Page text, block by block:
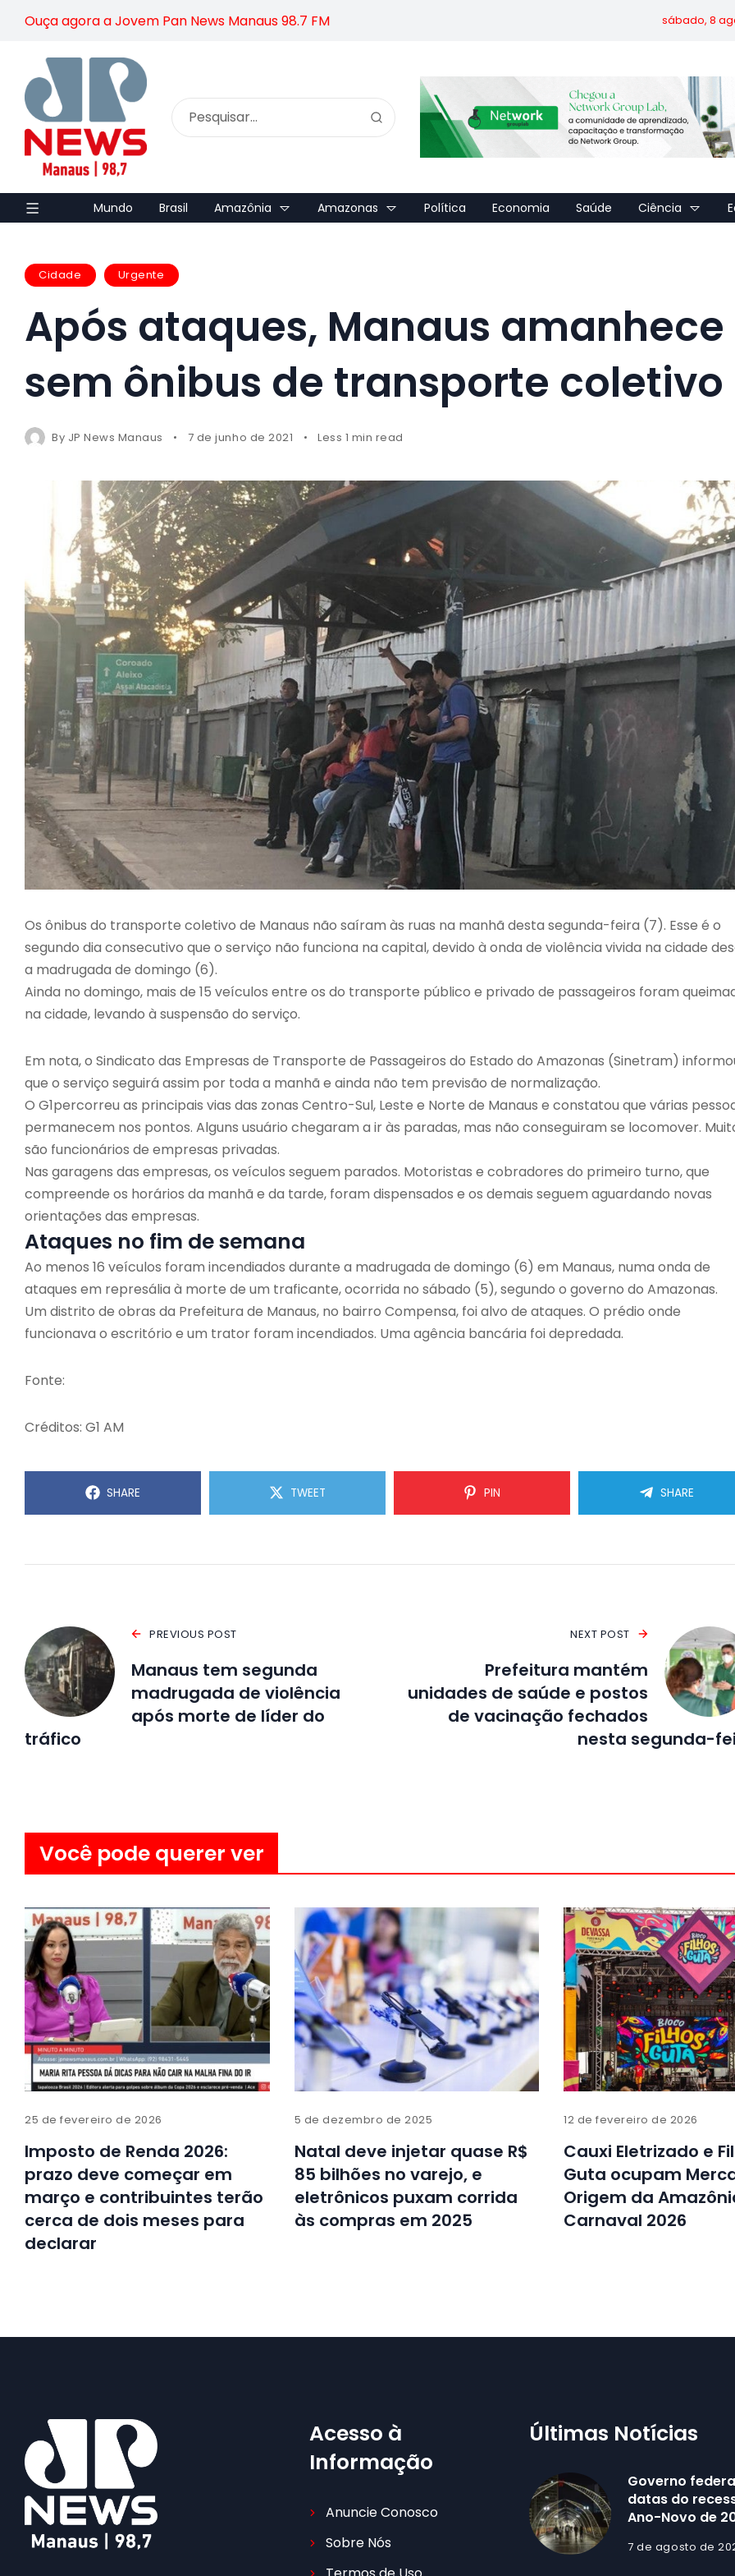
Ouça agora a Jovem Pan News Manaus 98.7 FM sábado, 8
Mundo Brasil Amazônia Amazonas Política Economia Saúde Ciência
Cidade Urgente
Após ataques, Manaus amanhece
sem ônibus de transporte coletivo
By JP News Manaus 7 de junho de 2021 Less 1 min read
Os ônibus do transporte coletivo de Manaus não saíram às ruas na manhã desta segunda-feira (7). Esse é o
segundo dia consecutivo que o serviço não funciona na capital, devido à onda de violência vivida na cidade
a madrugada de domingo (6).
Ainda no domingo, mais de 15 veículos entre os do transporte público e privado de passageiros foram
na cidade, levando à suspensão do serviço.
Em nota, o Sindicato das Empresas de Transporte de Passageiros do Estado do Amazonas (Sinetram)
que o serviço seguirá assim por toda a manhã e ainda não tem previsão de normalização.
O G1percorreu as principais vias das zonas Centro-Sul, Leste e Norte de Manaus e constatou que várias
permanecem nos pontos. Alguns usuário chegaram a ir às paradas, mas não conseguiram se locomover.
são funcionários de empresas privadas.
Nas garagens das empresas, os veículos seguem parados. Motoristas e cobradores do primeiro turno, que
compreende os horários da manhã e da tarde, foram dispensados e os demais seguem aguardando novas
orientações das empresas.
Ataques no fim de semana
Ao menos 16 veículos foram incendiados durante a madrugada de domingo (6) em Manaus, numa onda de
ataques em represália à morte de um traficante, ocorrida no sábado (5), segundo o governo do Amazonas.
Um distrito de obras da Prefeitura de Manaus, no bairro Compensa, foi alvo de ataques. O prédio onde
funcionava o escritório e um trator foram incendiados. Uma agência bancária foi depredada.
Fonte:
Créditos: G1 AM
SHARE TWEET PIN SHARE
PREVIOUS POST
Manaus tem segunda
madrugada de violência
após morte de líder do
tráfico
NEXT POST
Prefeitura mantém
unidades de saúde e postos
de vacinação fechados
nesta segunda-
Você pode querer ver
25 de fevereiro de 2026
Imposto de Renda 2026:
prazo deve começar em
março e contribuintes terão
cerca de dois meses para
declarar
5 de dezembro de 2025
Natal deve injetar quase R$
85 bilhões no varejo, e
eletrônicos puxam corrida
às compras em 2025
12 de fevereiro de 2026
Cauxi Eletrizado e
Guta ocupam
Origem da
Carnaval 2026
Acesso à
Informação
Anuncie Conosco
Sobre Nós
Últimas Notícias
Governo
datas do
Ano-Novo de
7 de agosto de